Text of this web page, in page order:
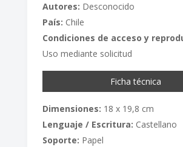
Autores: Desconocido
País: Chile
Condiciones de acceso y
Uso mediante solicitud
Ficha técnica
Dimensiones: 18 x 19,8 cm
Lenguaje / Escritura: Castellano
Soporte: Papel